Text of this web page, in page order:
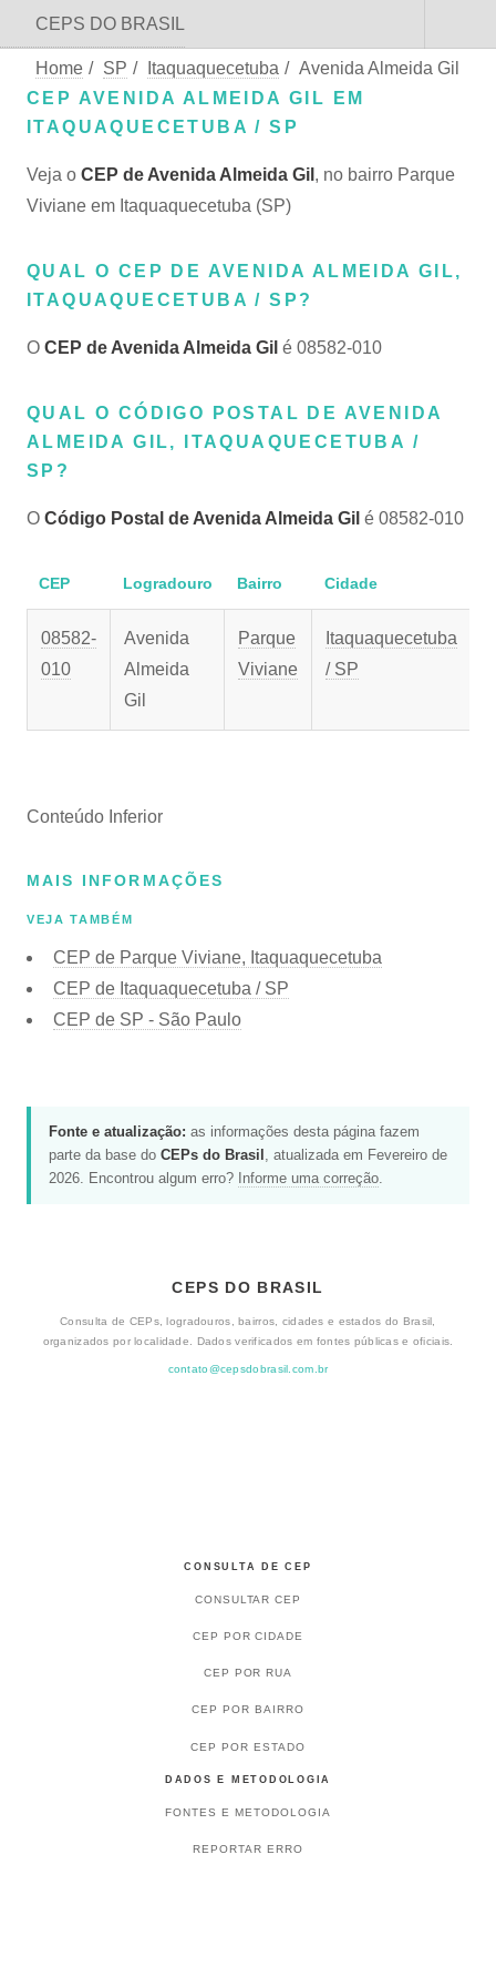
CEPS DO BRASIL
Home / SP / Itaquaquecetuba / Avenida Almeida Gil
CEP AVENIDA ALMEIDA GIL EM
ITAQUAQUECETUBA / SP
Veja o CEP de Avenida Almeida Gil , no bairro Parque
Viviane em Itaquaquecetuba (SP)
QUAL O CEP DE AVENIDA ALMEIDA GIL,
ITAQUAQUECETUBA / SP?
O CEP de Avenida Almeida Gil é 08582-010
QUAL O CÓDIGO POSTAL DE AVENIDA
ALMEIDA GIL, ITAQUAQUECETUBA /
SP?
O Código Postal de Avenida Almeida Gil é 08582-010
CEP Logradouro Bairro Cidade
08582-
010
Avenida
Almeida
Gil
Parque
Viviane
Itaquaquecetuba
/ SP
Conteúdo Inferior
MAIS INFORMAÇÕES
VEJA TAMBÉM
CEP de Parque Viviane, Itaquaquecetuba
CEP de Itaquaquecetuba / SP
CEP de SP - São Paulo
Fonte e atualização: as informações desta página fazem
parte da base do CEPs do Brasil , atualizada em Fevereiro de
2026. Encontrou algum erro? Informe uma correção.
CEPS DO BRASIL
Consulta de CEPs, logradouros, bairros, cidades e estados do Brasil,
organizados por localidade. Dados verificados em fontes públicas e oficiais.
contato@cepsdobrasil.com.br
CONSULTA DE CEP
CONSULTAR CEP
CEP POR CIDADE
CEP POR RUA
CEP POR BAIRRO
CEP POR ESTADO
DADOS E METODOLOGIA
FONTES E METODOLOGIA
REPORTAR ERRO